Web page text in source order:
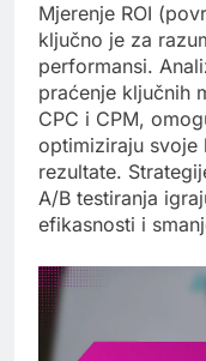
Mjerenje ROI
ključno je za
performansi.
praćenje ključnih
CPC i CPM,
optimiziraju svoje
rezultate.
A/B testiranja
efikasnosti i